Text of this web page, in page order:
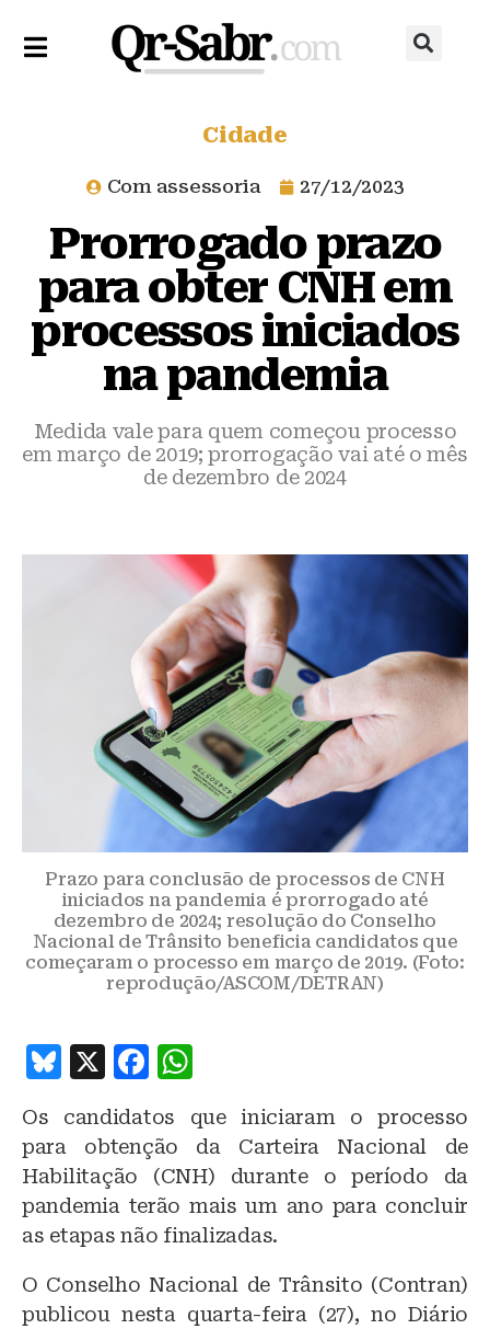
Cidade
Com assessoria 27/12/2023
Prorrogado prazo
para obter CNH em
processos iniciados
na pandemia
Medida vale para quem começou processo
em março de 2019; prorrogação vai até o mês
de dezembro de 2024
Prazo para conclusão de processos de CNH
iniciados na pandemia é prorrogado até
dezembro de 2024; resolução do Conselho
Nacional de Trânsito beneficia candidatos que
começaram o processo em março de 2019. (Foto:
reprodução/ASCOM/DETRAN)
B
e
s
k
y
X
F
c
e
b
o
o
k
at
s
A
p
p
Os candidatos que iniciaram o processo
para obtenção da Carteira Nacional de
Habilitação (CNH) durante o período da
pandemia terão mais um ano para concluir
as etapas não finalizadas.
O Conselho Nacional de Trânsito (Contran)
publicou nesta quarta-feira (27), no Diário